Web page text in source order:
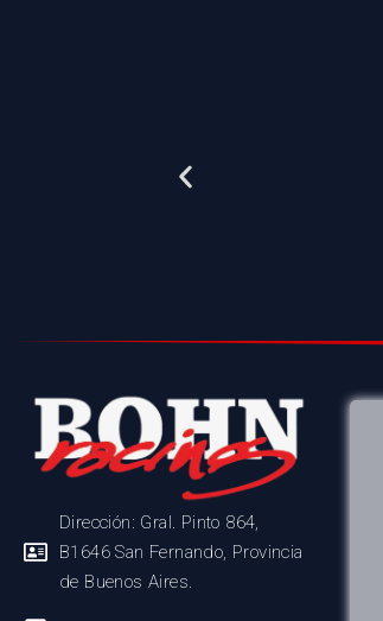
Dirección: Gral. Pinto 864,
B1646 San Fernando, Provincia
de Buenos Aires.